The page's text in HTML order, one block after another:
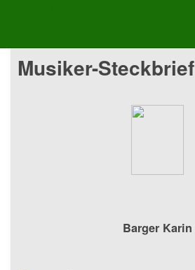
Musiker-Steckbrief
Barger Karin